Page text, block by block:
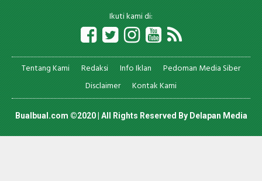
Ikuti kami di:
Tentang Kami Redaksi Info Iklan
Pedoman Media Siber
Disclaimer
Kontak Kami
Bualbual.com ©2020 | All Rights Reserved ByDelapan Media